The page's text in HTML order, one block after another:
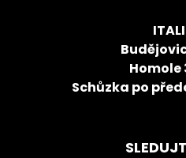
Homole
Schůzka po